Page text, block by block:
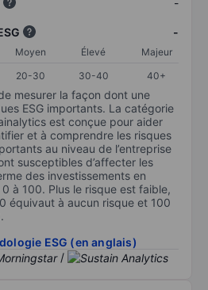
-
Moyen Élevé
Majeur
20-30 30-40 40+
mesurer la façon dont une
ESG importants. La catégorie
est conçue pour aider
et à comprendre les risques
au niveau de l’entreprise
susceptibles d’affecter les
des investissements en
à 100. Plus le risque est faible,
équivaut à aucun risque et 100
ESG (en anglais)
/